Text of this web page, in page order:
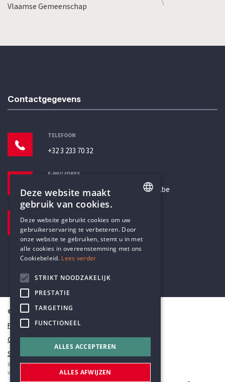
Vlaamse Gemeenschap
Contactgegevens
TELEFOON
+32 3 233 70 32
E-MAILADRES
secretariaat@humanistischverbond.be
Pottenbrug 4
Antwerpen, 2000
© Humanistisch Verbond 2026
Privacy
Cookiestatement
Sitemap
#codedwithlove byCodelines
webapplicaties
mobiele apps&maatwerk websites
DUTCH
Deze website maakt
gebruik van cookies.
Deze website gebruikt cookies om uw
gebruikerservaring te verbeteren. Door
onze website te gebruiken, stemt u in met
alle cookies in overeenstemming met ons
Cookiebeleid. Lees verder
STRIKT NOODZAKELIJK
PRESTATIE
TARGETING
FUNCTIONEEL
ALLES ACCEPTEREN
ALLES AFWIJZEN